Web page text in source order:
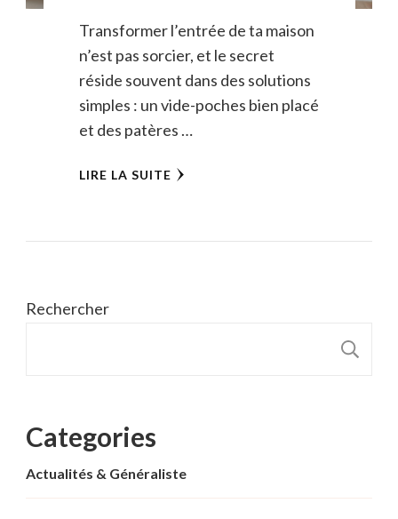
Transformer l’entrée de ta maison
n’est pas sorcier, et le secret
réside souvent dans des solutions
simples : un vide-poches bien placé
et des patères …
LIRE LA SUITE
Rechercher
Categories
Actualités & Généraliste